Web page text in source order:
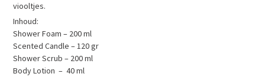
viooltjes.
Inhoud:
Shower Foam – 200 ml
Scented Candle – 120 gr
Shower Scrub – 200 ml
Body Lotion – 40 ml